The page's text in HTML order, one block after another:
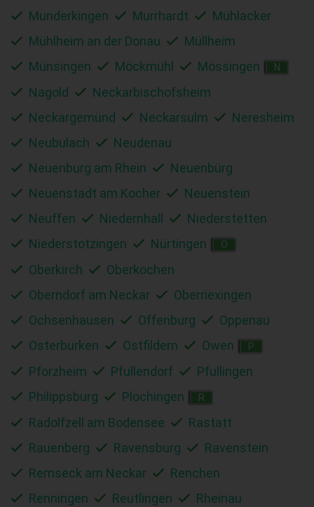
Munderkingen
Murrhardt
Mühlacker
Mühlheim an der Donau
Müllheim
Münsingen
Möckmühl Mössingen N
Nagold
Neckarbischofsheim
Neckargemünd
Neckarsulm
Neresheim
Neubulach
Neudenau
Neuenburg am Rhein
Neuenbürg
Neuenstadt am Kocher
Neuenstein
Neuffen
Niedernhall
Niederstetten
Niederstotzingen
Nürtingen O
Oberkirch
Oberkochen
Oberndorf am Neckar
Oberriexingen
Ochsenhausen
Offenburg
Oppenau
Osterburken
Ostfildern Owen P
Pforzheim Pfullendorf
Pfullingen
Philippsburg
Plochingen R
Radolfzell am Bodensee
Rastatt
Rauenberg
Ravensburg
Ravenstein
Remseck am Neckar
Renchen
Renningen
Reutlingen
Rheinau